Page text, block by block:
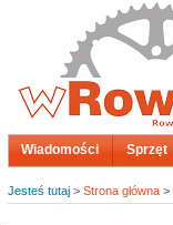
Wiadomości Sprzęt
Jesteś tutaj > Strona główna >